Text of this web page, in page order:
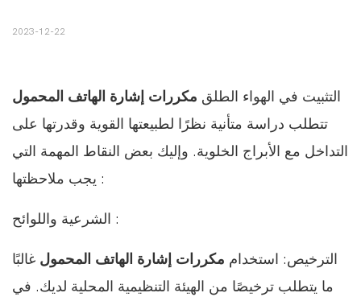
2023-12-22
التثبيت في الهواء الطلق مكررات إشارة الهاتف المحمول
تتطلب دراسة متأنية نظرًا لطبيعتها القوية وقدرتها على
التداخل مع الأبراج الخلوية. وإليك بعض النقاط المهمة التي
يجب ملاحظتها :
الشرعية واللوائح :
الترخيص: استخدام مكررات إشارة الهاتف المحمول غالبًا
ما يتطلب ترخيصًا من الهيئة التنظيمية المحلية لديك. في